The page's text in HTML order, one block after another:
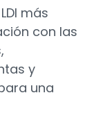
más
con las
y
una